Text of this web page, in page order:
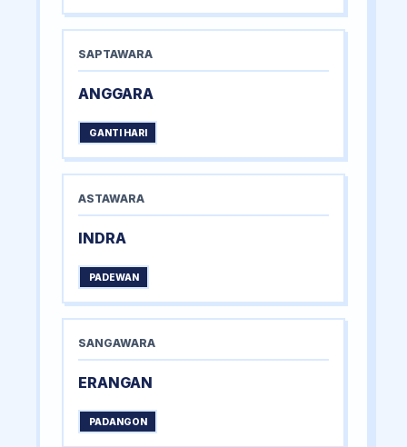
SAPTAWARA
ANGGARA
GANTI HARI
ASTAWARA
INDRA
PADEWAN
SANGAWARA
ERANGAN
PADANGON